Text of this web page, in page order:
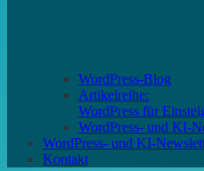
WordPress-Blog
Artikelreihe:
WordPress für
WordPress- und KI-
WordPress- und KI-
Kontakt